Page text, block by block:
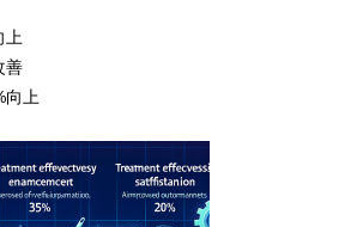
上
善
向上